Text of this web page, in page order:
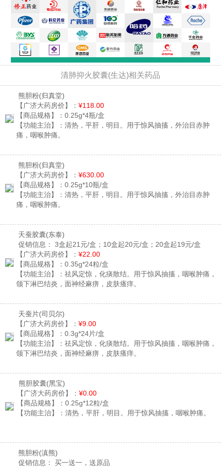
清肺抑火胶囊(生达)相关药品
熊胆粉(归真堂)
【广济大药房价】： ¥118.00
【商品规格】： 0.25g*4瓶/盒
【功能主治】： 清热，平肝，明目。用于惊风抽搐，外治目赤肿
痛，咽喉肿痛。
熊胆粉(归真堂)
【广济大药房价】： ¥630.00
【商品规格】： 0.25g*10瓶/盒
【功能主治】： 清热，平肝，明目。用于惊风抽搐，外治目赤肿
痛，咽喉肿痛。
天蚕胶囊(东泰)
促销信息：
3盒起21元/盒；10盒起20元/盒；20盒起19元/盒
【广济大药房价】： ¥22.00
【商品规格】： 0.35g*24粒/盒
【功能主治】： 祛风定惊，化痰散结。用于惊风抽搐，咽喉肿痛，
颌下淋巴结炎，面神经麻痹，皮肤瘙痒。
天蚕片(司贝尔)
【广济大药房价】： ¥9.00
【商品规格】： 0.3g*24片/盒
【功能主治】： 祛风定惊，化痰散结。用于惊风抽搐，咽喉肿痛，
颌下淋巴结炎，面神经麻痹，皮肤瘙痒。
熊胆胶囊(黑宝)
【广济大药房价】： ¥0.00
【商品规格】： 0.25g*12粒/盒
【功能主治】： 清热，平肝，明目。用于惊风抽搐，咽喉肿痛。
熊胆粉(滇熊)
促销信息：
买一送一，送原品